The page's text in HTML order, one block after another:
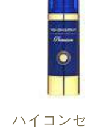
ハイコン